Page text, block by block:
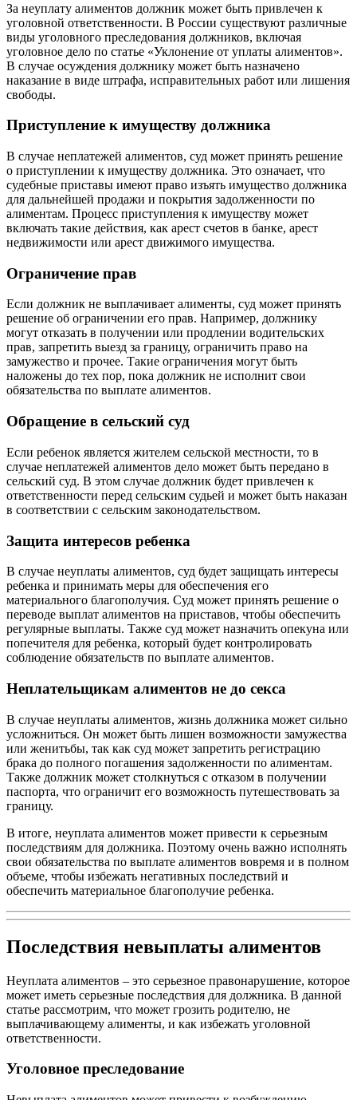
За неуплату алиментов должник может быть привлечен к
уголовной ответственности. В России существуют различные
виды уголовного преследования должников, включая
уголовное дело по статье «Уклонение от уплаты алиментов».
В случае осуждения должнику может быть назначено
наказание в виде штрафа, исправительных работ или лишения
свободы.
Приступление к имуществу должника
В случае неплатежей алиментов, суд может принять решение
о приступлении к имуществу должника. Это означает, что
судебные приставы имеют право изъять имущество должника
для дальнейшей продажи и покрытия задолженности по
алиментам. Процесс приступления к имуществу может
включать такие действия, как арест счетов в банке, арест
недвижимости или арест движимого имущества.
Ограничение прав
Если должник не выплачивает алименты, суд может принять
решение об ограничении его прав. Например, должнику
могут отказать в получении или продлении водительских
прав, запретить выезд за границу, ограничить право на
замужество и прочее. Такие ограничения могут быть
наложены до тех пор, пока должник не исполнит свои
обязательства по выплате алиментов.
Обращение в сельский суд
Если ребенок является жителем сельской местности, то в
случае неплатежей алиментов дело может быть передано в
сельский суд. В этом случае должник будет привлечен к
ответственности перед сельским судьей и может быть наказан
в соответствии с сельским законодательством.
Защита интересов ребенка
В случае неуплаты алиментов, суд будет защищать интересы
ребенка и принимать меры для обеспечения его
материального благополучия. Суд может принять решение о
переводе выплат алиментов на приставов, чтобы обеспечить
регулярные выплаты. Также суд может назначить опекуна или
попечителя для ребенка, который будет контролировать
соблюдение обязательств по выплате алиментов.
Неплательщикам алиментов не до секса
В случае неуплаты алиментов, жизнь должника может сильно
усложниться. Он может быть лишен возможности замужества
или женитьбы, так как суд может запретить регистрацию
брака до полного погашения задолженности по алиментам.
Также должник может столкнуться с отказом в получении
паспорта, что ограничит его возможность путешествовать за
границу.
В итоге, неуплата алиментов может привести к серьезным
последствиям для должника. Поэтому очень важно исполнять
свои обязательства по выплате алиментов вовремя и в полном
объеме, чтобы избежать негативных последствий и
обеспечить материальное благополучие ребенка.
Последствия невыплаты алиментов
Неуплата алиментов – это серьезное правонарушение, которое
может иметь серьезные последствия для должника. В данной
статье рассмотрим, что может грозить родителю, не
выплачивающему алименты, и как избежать уголовной
ответственности.
Уголовное преследование